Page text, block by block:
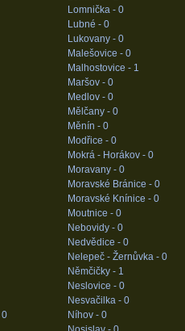
0
Lomnička - 0
Lubné - 0
Lukovany - 0
Malešovice - 0
Malhostovice - 1
Maršov - 0
Medlov - 0
Mělčany - 0
Měnín - 0
Modřice - 0
Mokrá - Horákov - 0
Moravany - 0
Moravské Bránice - 0
Moravské Knínice - 0
Moutnice - 0
Nebovidy - 0
Nedvědice - 0
Nelepeč - Žernůvka - 0
Němčičky - 1
Neslovice - 0
Nesvačilka - 0
Níhov - 0